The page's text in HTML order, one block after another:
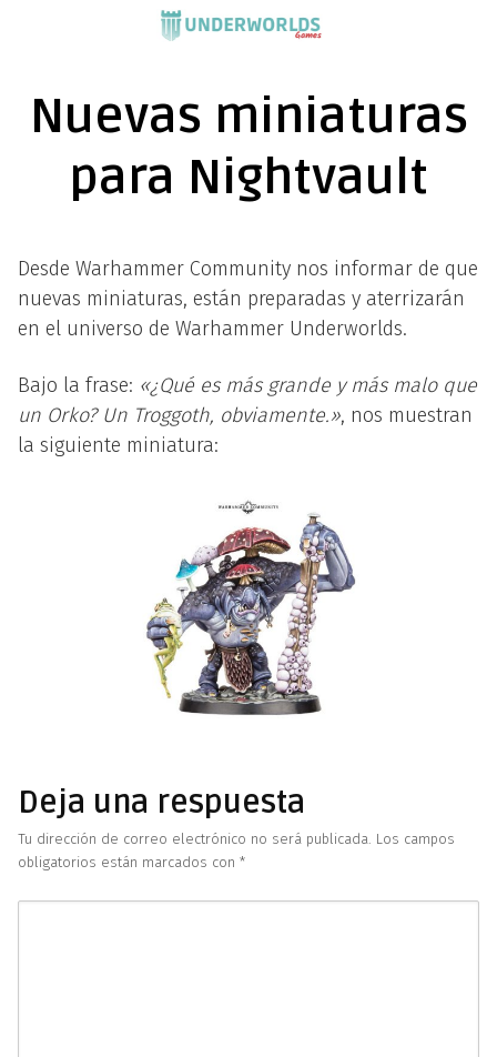
Nuevas miniaturas
para Nightvault
Desde Warhammer Community nos informar de que
nuevas miniaturas, están preparadas y aterrizarán
en el universo de Warhammer Underworlds.
Bajo la frase: «¿Qué es más grande y más malo que
un Orko? Un Troggoth, obviamente.», nos muestran
la siguiente miniatura:
Deja una respuesta
Tu dirección de correo electrónico no será publicada. Los campos
obligatorios están marcados con *